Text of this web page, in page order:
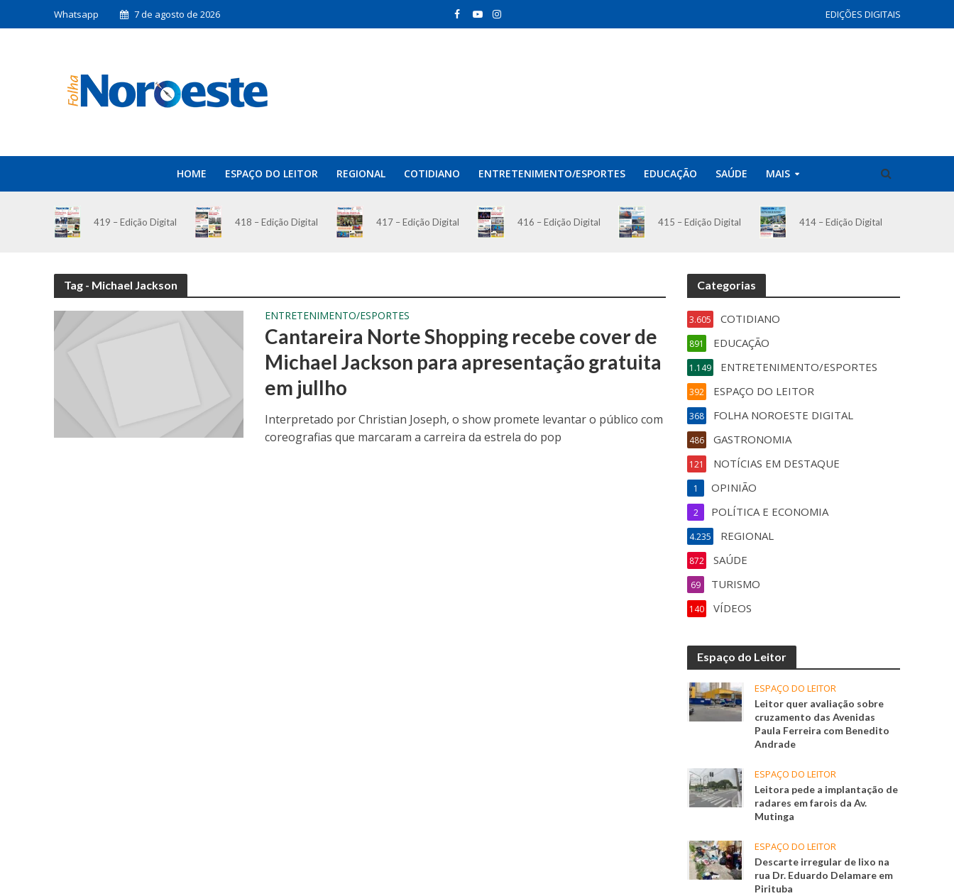
Whatsapp 7 de agosto de 2026 EDIÇÕES DIGITAIS
HOME ESPAÇO DO LEITOR REGIONAL COTIDIANO ENTRETENIMENTO/ESPORTES EDUCAÇÃO SAÚDE MAIS
419 – Edição Digital 418 – Edição Digital 417 – Edição Digital 416 – Edição Digital 415 – Edição Digital 414 – Edição Digital
Tag - Michael Jackson
ENTRETENIMENTO/ESPORTES
Cantareira Norte Shopping recebe cover de
Michael Jackson para apresentação gratuita
em jullho
Interpretado por Christian Joseph, o show promete levantar o público com
coreografias que marcaram a carreira da estrela do pop
Categorias
COTIDIANO
3.605
EDUCAÇÃO
891
ENTRETENIMENTO/ESPORTES
1.149
ESPAÇO DO LEITOR
392
FOLHA NOROESTE DIGITAL
368
GASTRONOMIA
486
NOTÍCIAS EM DESTAQUE
121
OPINIÃO
1
POLÍTICA E ECONOMIA
2
REGIONAL
4.235
SAÚDE
872
TURISMO
69
VÍDEOS
140
Espaço do Leitor
ESPAÇO DO LEITOR
Leitor quer avaliação sobre
cruzamento das Avenidas
Paula Ferreira com Benedito
Andrade
ESPAÇO DO LEITOR
Leitora pede a implantação de
radares em farois da Av.
Mutinga
ESPAÇO DO LEITOR
Descarte irregular de lixo na
rua Dr. Eduardo Delamare em
Pirituba